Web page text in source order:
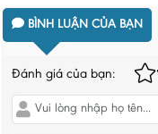
BÌNH LUẬN CỦA BẠN
Đánh giá của bạn: